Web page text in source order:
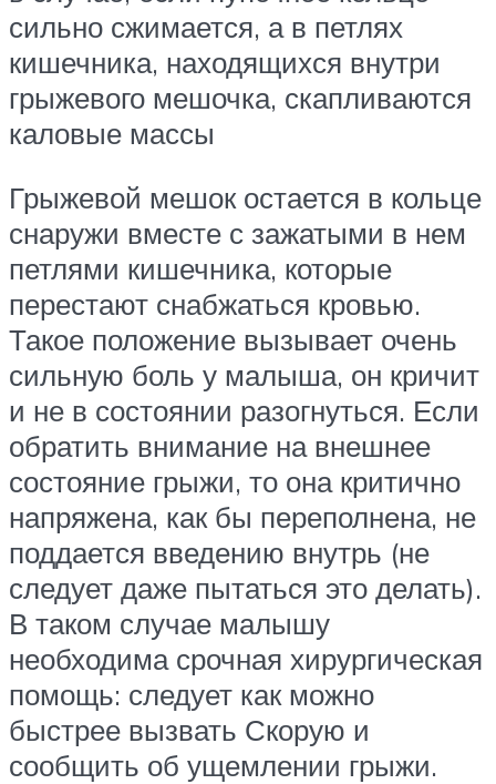
сильно сжимается, а в петлях
кишечника, находящихся внутри
грыжевого мешочка, скапливаются
каловые массы
Грыжевой мешок остается в кольце
снаружи вместе с зажатыми в нем
петлями кишечника, которые
перестают снабжаться кровью.
Такое положение вызывает очень
сильную боль у малыша, он кричит
и не в состоянии разогнуться. Если
обратить внимание на внешнее
состояние грыжи, то она критично
напряжена, как бы переполнена, не
поддается введению внутрь (не
следует даже пытаться это делать).
В таком случае малышу
необходима срочная хирургическая
помощь: следует как можно
быстрее вызвать Скорую и
сообщить об ущемлении грыжи.